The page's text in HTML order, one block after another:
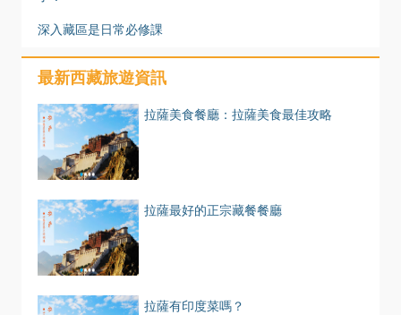
深入藏區是日常必修課
最新西藏旅遊資訊
拉薩美食餐廳：拉薩美食最佳攻略
拉薩最好的正宗藏餐餐廳
拉薩有印度菜嗎？